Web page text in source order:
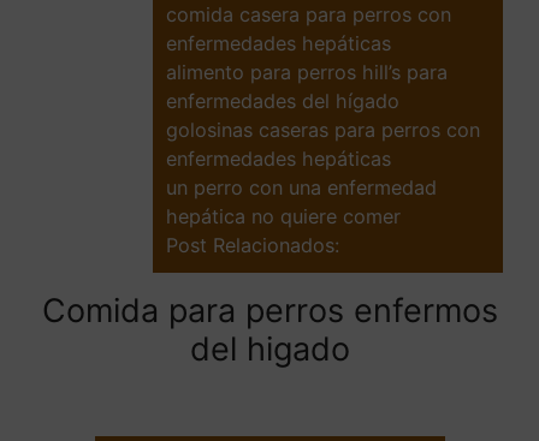
comida casera para perros con
enfermedades hepáticas
alimento para perros hill’s para
enfermedades del hígado
golosinas caseras para perros con
enfermedades hepáticas
un perro con una enfermedad
hepática no quiere comer
Post Relacionados:
Comida para perros enfermos
del higado